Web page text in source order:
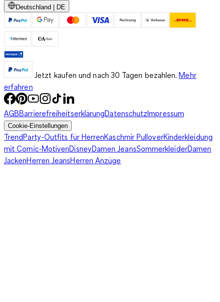
Deutschland | DE
Jetzt kaufen und nach 30 Tagen bezahlen. Mehr
erfahren
AGBBarrierefreiheitserklärungDatenschutzImpressum
Cookie-Einstellungen
TrendParty-Outfits für HerrenKaschmir PulloverKinderkleidung
mit Comic-MotivenDisneyDamen JeansSommerkleiderDamen
JackenHerren JeansHerren Anzüge